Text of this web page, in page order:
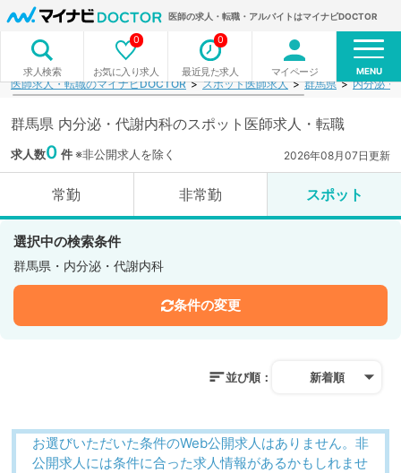
医師の求人・転職・アルバイトはマイナビDOCTOR
求人検索 お気に入り求人
0
最近見た求人
0
マイページ MENU
医師求人・転職のマイナビDOCTOR スポット医師求人 群馬県 内分泌・
群馬県 内分泌・代謝内科のスポット医師求人・転職
求人数0 件※非公開求人を除く 2026年08月07日更新
常勤 非常勤 スポット
選択中の検索条件
群馬県・内分泌・代謝内科
条件の変更
並び順： 新着順
お選びいただいた条件のWeb公開求人はありません。非
公開求人には条件に合った求人情報があるかもしれませ